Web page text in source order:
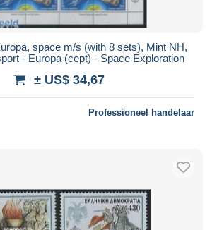
space m/s (with 8 sets), Mint NH,
- Europa (cept) - Space Exploration
± US$ 34,67
Professioneel handelaar